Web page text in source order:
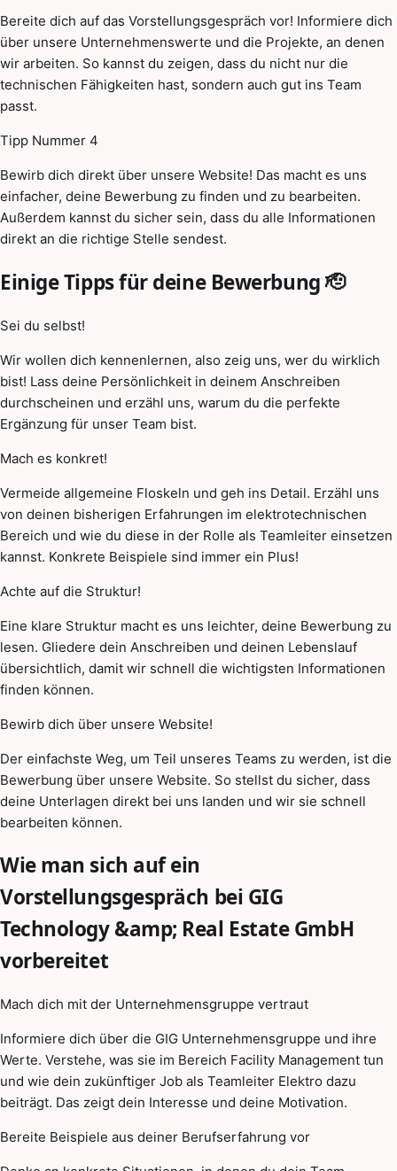
Bereite dich auf das Vorstellungsgespräch vor! Informiere dich
über unsere Unternehmenswerte und die Projekte, an denen
wir arbeiten. So kannst du zeigen, dass du nicht nur die
technischen Fähigkeiten hast, sondern auch gut ins Team
passt.
Tipp Nummer 4
Bewirb dich direkt über unsere Website! Das macht es uns
einfacher, deine Bewerbung zu finden und zu bearbeiten.
Außerdem kannst du sicher sein, dass du alle Informationen
direkt an die richtige Stelle sendest.
Einige Tipps für deine Bewerbung 🫡
Sei du selbst!
Wir wollen dich kennenlernen, also zeig uns, wer du wirklich
bist! Lass deine Persönlichkeit in deinem Anschreiben
durchscheinen und erzähl uns, warum du die perfekte
Ergänzung für unser Team bist.
Mach es konkret!
Vermeide allgemeine Floskeln und geh ins Detail. Erzähl uns
von deinen bisherigen Erfahrungen im elektrotechnischen
Bereich und wie du diese in der Rolle als Teamleiter einsetzen
kannst. Konkrete Beispiele sind immer ein Plus!
Achte auf die Struktur!
Eine klare Struktur macht es uns leichter, deine Bewerbung zu
lesen. Gliedere dein Anschreiben und deinen Lebenslauf
übersichtlich, damit wir schnell die wichtigsten Informationen
finden können.
Bewirb dich über unsere Website!
Der einfachste Weg, um Teil unseres Teams zu werden, ist die
Bewerbung über unsere Website. So stellst du sicher, dass
deine Unterlagen direkt bei uns landen und wir sie schnell
bearbeiten können.
Wie man sich auf ein
Vorstellungsgespräch bei GIG
Technology &amp; Real Estate GmbH
vorbereitet
Mach dich mit der Unternehmensgruppe vertraut
Informiere dich über die GIG Unternehmensgruppe und ihre
Werte. Verstehe, was sie im Bereich Facility Management tun
und wie dein zukünftiger Job als Teamleiter Elektro dazu
beiträgt. Das zeigt dein Interesse und deine Motivation.
Bereite Beispiele aus deiner Berufserfahrung vor